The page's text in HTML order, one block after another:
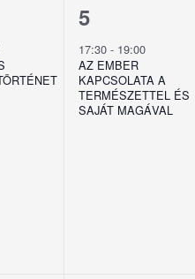
1
esemény,
5
17:30 - 19:00
AZ EMBER
KAPCSOLATA A
TERMÉSZETTEL ÉS
SAJÁT MAGÁVAL